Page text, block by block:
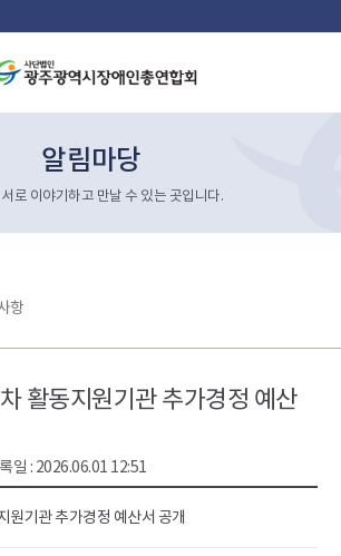
알림마당
로 이야기하고 만날 수 있는 곳입니다.
항
활동지원기관 추가경정 예산
일 : 2026.06.01 12:51
원기관 추가경정 예산서 공개